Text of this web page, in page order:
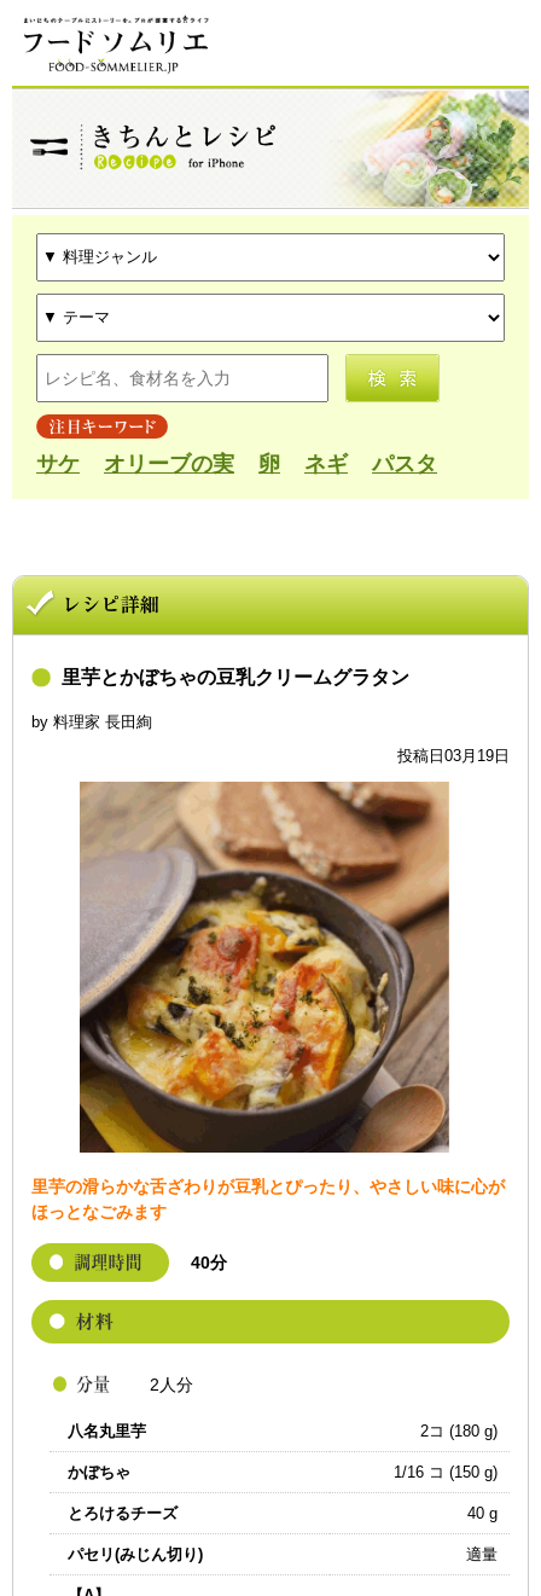
サケ オリーブの実 卵 ネギ パスタ
里芋とかぼちゃの豆乳クリームグラタン
by 料理家 長田絢
投稿日03月19日
里芋の滑らかな舌ざわりが豆乳とぴったり、やさしい味に心が
ほっとなごみます
40分
2人分
八名丸里芋 2コ (180 g)
かぼちゃ 1/16 コ (150 g)
とろけるチーズ 40 g
パセリ(みじん切り) 適量